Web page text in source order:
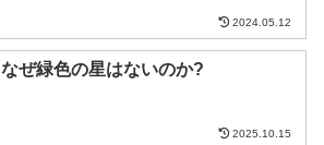
2024.05.12
なぜ緑色の星はないのか?
2025.10.15